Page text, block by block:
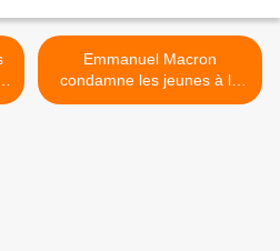
Emmanuel Macron
condamne les jeunes à la
précarité. MJCF >